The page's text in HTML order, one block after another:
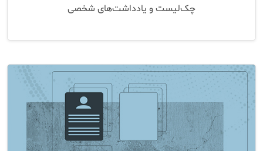
چک‌لیست و یادداشت‌های شخصی